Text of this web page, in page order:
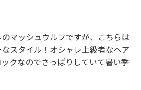
マッシュウルフですが、こちらは
スタイル！オシャレ上級者なヘア
クなのでさっぱりしていて暑い季